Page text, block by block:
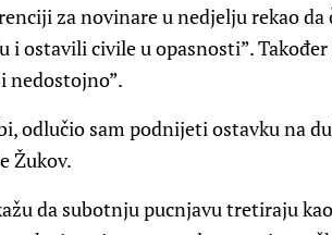
za novinare u nedjelju rekao
ostavili civile u opasnosti”. Također
nedostojno”.
odlučio sam podnijeti ostavku na
Žukov.
da subotnju pucnjavu tretiraju